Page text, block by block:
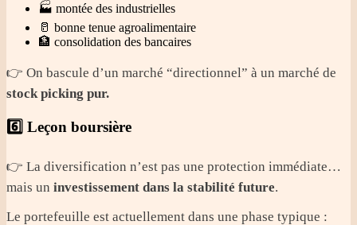
🏭 montée des industrielles
🥛 bonne tenue agroalimentaire
🏦 consolidation des bancaires
👉 On bascule d’un marché “directionnel” à un marché de
stock picking pur.
6️⃣ Leçon boursière
👉 La diversification n’est pas une protection immédiate…
mais un investissement dans la stabilité future.
Le portefeuille est actuellement dans une phase typique :